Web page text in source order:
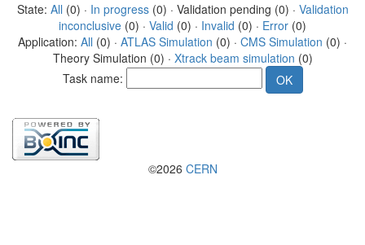
State: All (0) · In progress(0) · Validation pending (0) · Validation
inconclusive (0) · Valid (0) · Invalid (0) · Error (0)
Application: All (0) · ATLAS Simulation (0) · CMS Simulation (0) ·
Theory Simulation (0) · Xtrack beam simulation (0)
Task name:
©2026 CERN